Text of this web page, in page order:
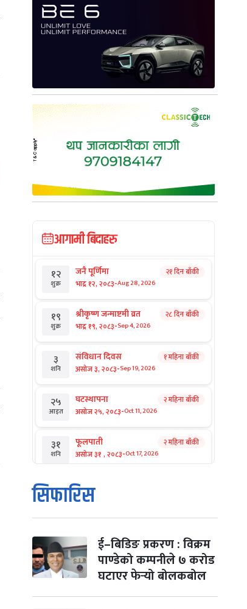
आगामी बिदाहरु
१२
शुक्र
जनै पूर्णिमा
भाद्र १२, २०८३-Aug 28, 2026
२१ दिन बाँकी
१९
शुक्र
श्रीकृष्ण जन्माष्टमी व्रत
भाद्र १९, २०८३-Sep 4, 2026
२८ दिन बाँकी
३
शनि
संविधान दिवस
असोज ३, २०८३-Sep 19, 2026
१ महिना बाँकी
२५
आइत
घटस्थापना
असोज २५, २०८३-Oct 11, 2026
२ महिना बाँकी
३१
शनि
फूलपाती
असोज ३१ , २०८३-Oct 17, 2026
२ महिना बाँकी
१
आइत
कार्तिक सङ्क्रान्ति
कार्तिक १, २०८३
मंगल कार्तिक ३, २०८३-Oct 20, 2026
४ विजयादशमी
कार्तिक ४, २०८३-Oct 21, 2026
२ महिना बाँकी
सिफारिस
ई–बिडिङ प्रकरण : विक्रम
पाण्डेको कम्पनीले ७ करोड
घटाएर फेर्‍यो बोलकबोल